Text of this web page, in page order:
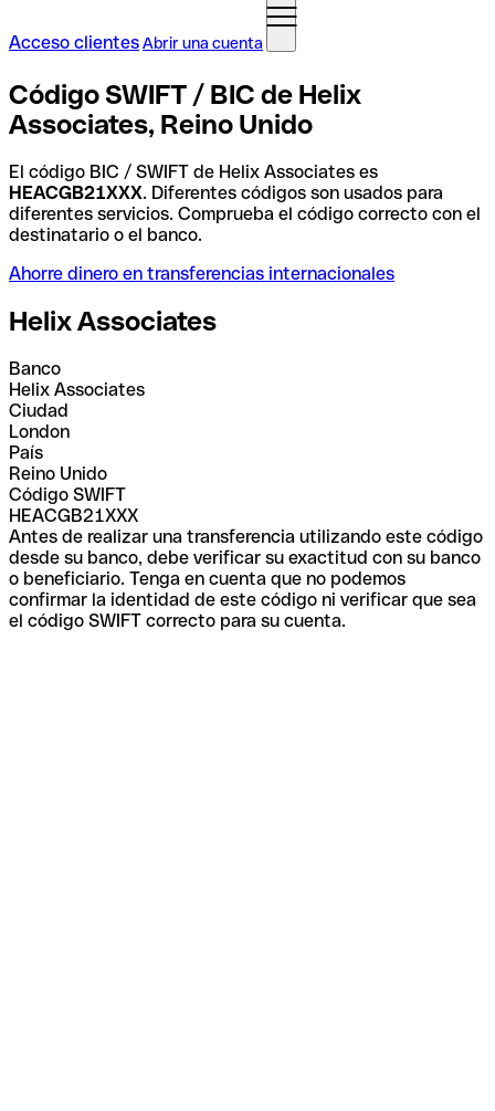
Acceso clientesAbrir una cuenta
Código SWIFT / BIC de Helix
Associates, Reino Unido
El código BIC / SWIFT de Helix Associates es
HEACGB21XXX. Diferentes códigos son usados para
diferentes servicios. Comprueba el código correcto con el
destinatario o el banco.
Ahorre dinero en transferencias internacionales
Helix Associates
Banco
Helix Associates
Ciudad
London
País
Reino Unido
Código SWIFT
HEACGB21XXX
Antes de realizar una transferencia utilizando este código
desde su banco, debe verificar su exactitud con su banco
o beneficiario. Tenga en cuenta que no podemos
confirmar la identidad de este código ni verificar que sea
el código SWIFT correcto para su cuenta.